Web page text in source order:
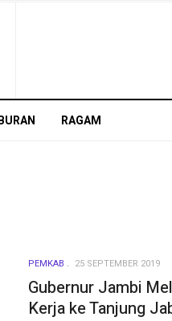
RAGAM
PEMKAB 25 SEPTEMBER 2019
Gubernur Jambi
Kerja ke Tanjung